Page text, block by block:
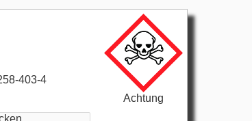
403-4
Achtung